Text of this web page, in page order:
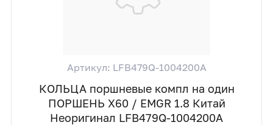
Артикул: LFB479Q-1004200A
КОЛЬЦА поршневые компл на один
ПОРШЕНЬ X60 / EMGR 1.8 Китай
Неоригинал LFB479Q-1004200A